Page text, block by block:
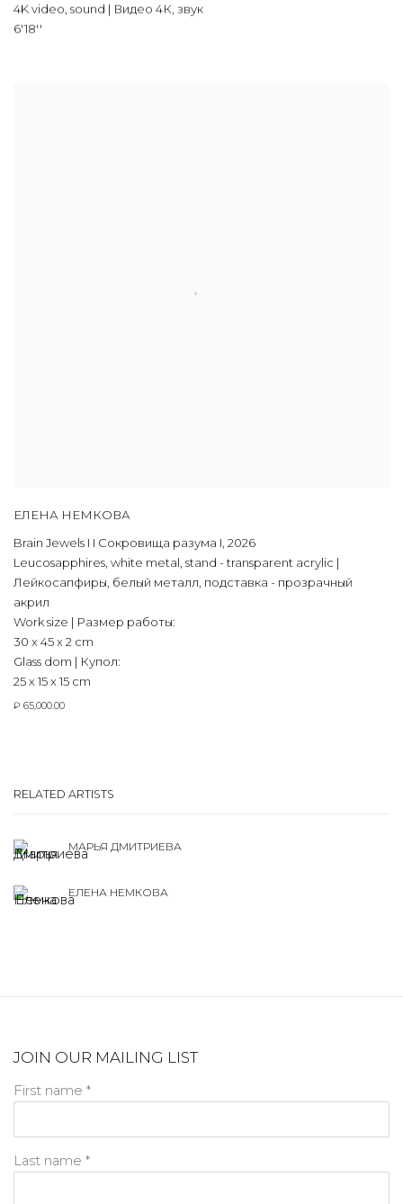
4K video, sound | Видео 4К, звук
6'18''
ЕЛЕНА НЕМКОВА
Brain Jewels I I Сокровища разума I 2026
Leucosapphires white metal stand - transparent acrylic |
Лейкосапфиры белый металл подставка - прозрачный
акрил
Work size | Размер работы:
30 x 45 x 2 cm
Glass dom | Купол:
25 х 15 х 15 cm
₽ 65,000.00
RELATED ARTISTS
МАРЬЯ ДМИТРИЕВА
ЕЛЕНА НЕМКОВА
JOIN OUR MAILING LIST
First name *
Last name *